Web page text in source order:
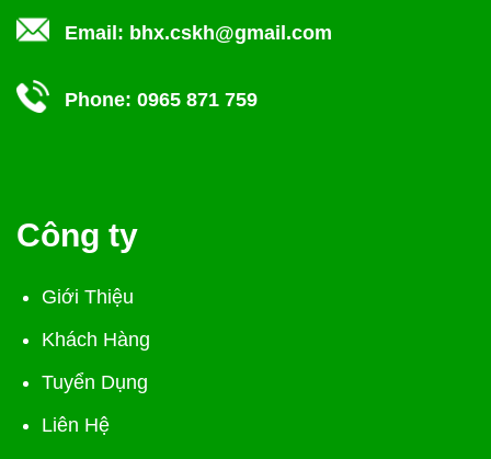
Email: bhx.cskh@gmail.com
Phone: 0965 871 759
Công ty
Giới Thiệu
Khách Hàng
Tuyển Dụng
Liên Hệ